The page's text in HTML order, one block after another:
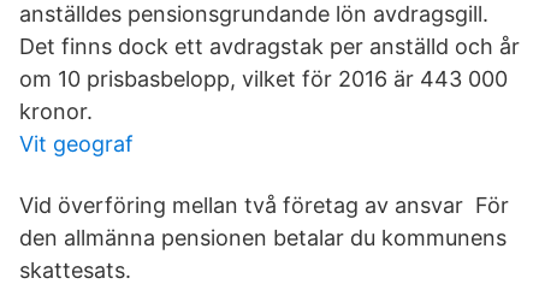
anställdes pensionsgrundande lön avdragsgill.
Det finns dock ett avdragstak per anställd och år
om 10 prisbasbelopp, vilket för 2016 är 443 000
kronor.
Vit geograf
Vid överföring mellan två företag av ansvar För
den allmänna pensionen betalar du kommunens
skattesats.